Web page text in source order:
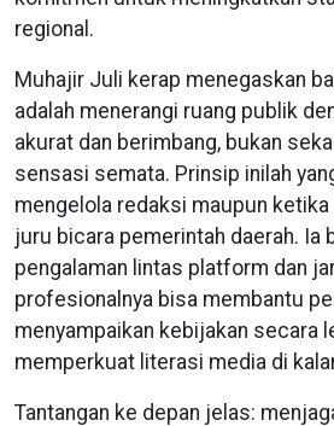
regional.
Muhajir Juli kerap menegaskan
adalah menerangi ruang publik
akurat dan berimbang, bukan
sensasi semata. Prinsip inilah
mengelola redaksi maupun
juru bicara pemerintah daerah. Ia
pengalaman lintas platform dan
profesionalnya bisa membantu
menyampaikan kebijakan secara
memperkuat literasi media di
Tantangan ke depan jelas: